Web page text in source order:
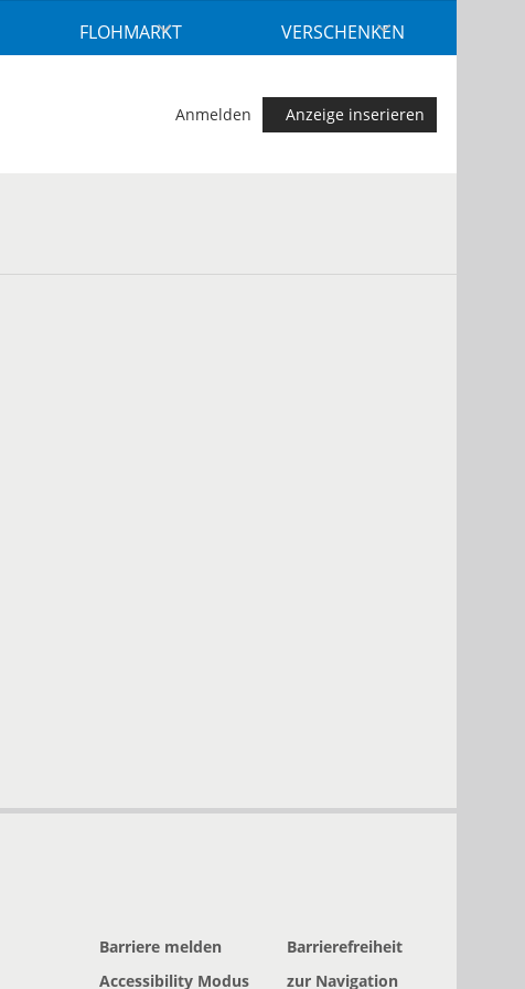
FLOHMARKT VERSCHENKEN
Anmelden Anzeige inserieren
Barriere melden
Accessibility Modus
Barrierefreiheit
zur Navigation